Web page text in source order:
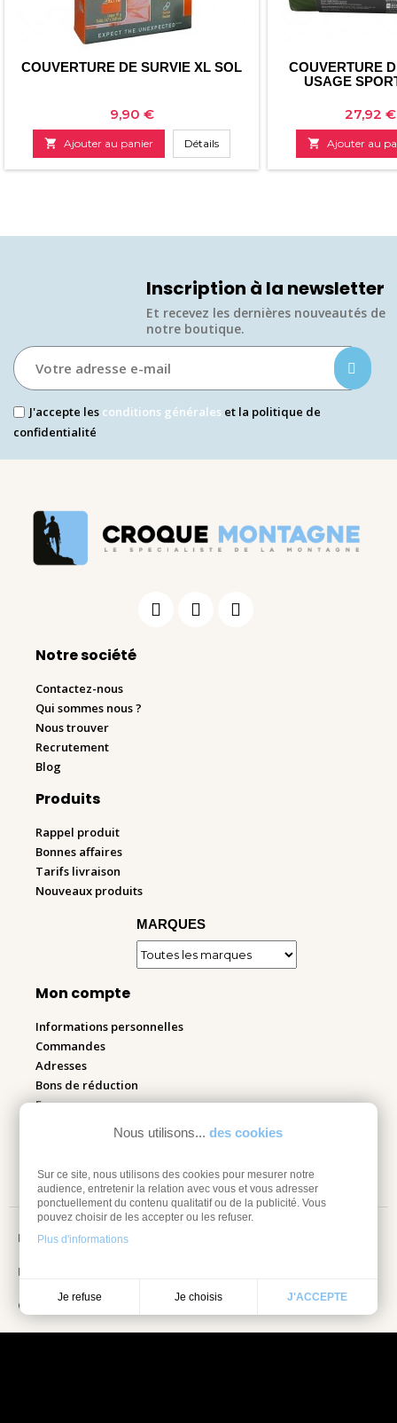
Nous utilisons... des cookies
Sur ce site, nous utilisons des cookies pour mesurer notre
audience, entretenir la relation avec vous et vous adresser
ponctuellement du contenu qualitatif ou de la publicité. Vous
pouvez choisir de les accepter ou les refuser.
Plus d'informations
Je refuse Je choisis J'ACCEPTE
COUVERTURE DE SURVIE XL SOL
Prix
9,90 €
 Ajouter au panier Détails
COUVERTURE
USAGE
Prix
27,92 €
 Ajouter au
Inscription à la newsletter
Et recevez les dernières nouveautés de
notre boutique.​
J'accepte les conditions générales et la politique de
confidentialité
Notre société
Contactez-nous
Qui sommes nous ?
Nous trouver
Recrutement
Blog
Produits
Rappel produit
Bonnes affaires
Tarifs livraison
Nouveaux produits
MARQUES
Mon compte
Informations personnelles
Commandes
Adresses
Bons de réduction
Espace pro
Mentions légales
Information sur les cookies
Conditions Générales de vente